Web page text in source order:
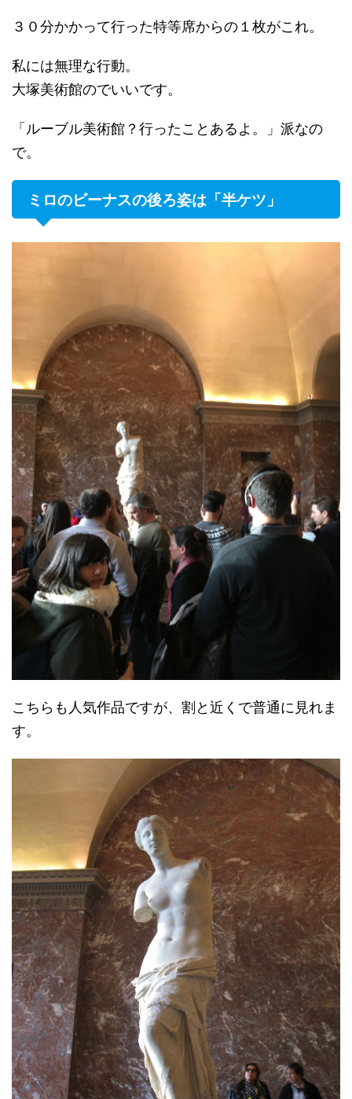
３０分かかって行った特等席からの１枚がこれ。
私には無理な行動。
大塚美術館のでいいです。
「ルーブル美術館？行ったことあるよ。」派なの
で。
ミロのビーナスの後ろ姿は「半ケツ」
こちらも人気作品ですが、割と近くで普通に見れま
す。